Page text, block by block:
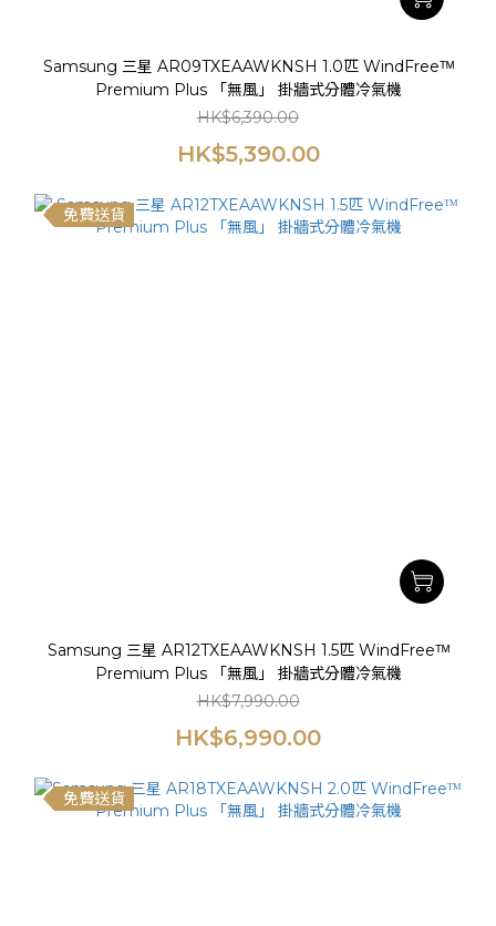
Samsung 三星 AR09TXEAAWKNSH 1.0匹 WindFreeᵀᴹ
Premium Plus 「無風」 掛牆式分體冷氣機
HK$6,390.00
HK$5,390.00
免費送貨
Samsung 三星 AR12TXEAAWKNSH 1.5匹 WindFreeᵀᴹ
Premium Plus 「無風」 掛牆式分體冷氣機
HK$7,990.00
HK$6,990.00
免費送貨